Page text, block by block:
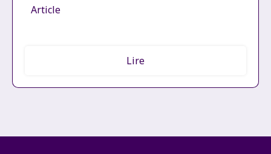
Article
Lire